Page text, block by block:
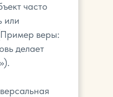
часто
или
веры:
делает